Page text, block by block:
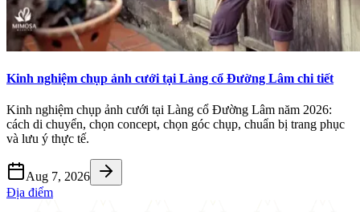
Kinh nghiệm chụp ảnh cưới tại Làng cổ Đường Lâm chi tiết
Kinh nghiệm chụp ảnh cưới tại Làng cổ Đường Lâm năm 2026:
cách di chuyển, chọn concept, chọn góc chụp, chuẩn bị trang phục
và lưu ý thực tế.
Aug 7, 2026
Địa điểm